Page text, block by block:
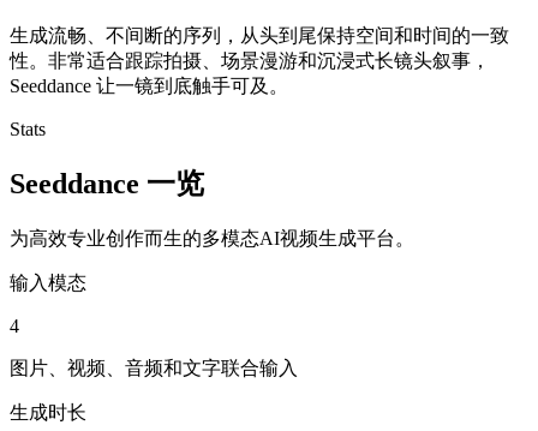
生成流畅、不间断的序列，从头到尾保持空间和时间的一致
性。非常适合跟踪拍摄、场景漫游和沉浸式长镜头叙事，
Seeddance 让一镜到底触手可及。
Stats
Seeddance 一览
为高效专业创作而生的多模态AI视频生成平台。
输入模态
4
图片、视频、音频和文字联合输入
生成时长